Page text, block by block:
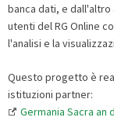
banca dati, e
utenti del RG Online
l'analisi e la
Questo progetto è
istituzioni partner:
Germania Sacra